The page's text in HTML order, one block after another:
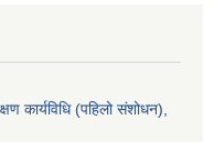
कार्यविधि (पहिलो संशोधन),